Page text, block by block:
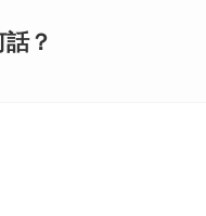
？